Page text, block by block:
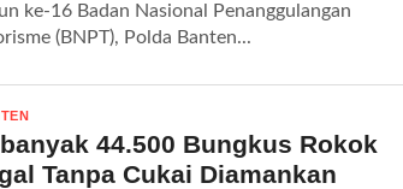
ke-16 Badan Nasional Penanggulangan
(BNPT), Polda Banten...
44.500 Bungkus Rokok
Tanpa Cukai Diamankan